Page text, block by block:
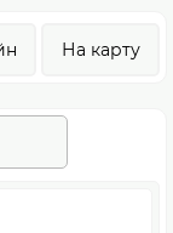
На карту